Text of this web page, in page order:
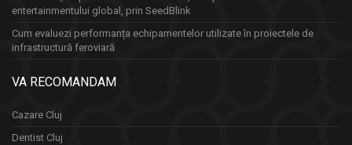
entertainmentului global, prin SeedBlink
Cum evaluezi performanța echipamentelor utilizate în proiectele de
infrastructură feroviară
VA RECOMANDAM
Cazare Cluj
Dentist Cluj